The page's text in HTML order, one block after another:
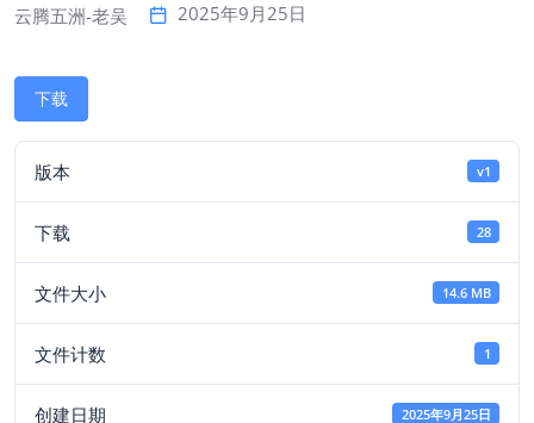
云腾五洲-老吴 2025年9月25日
下载
版本 v1
下载 28
文件大小 14.6 MB
文件计数 1
创建日期 2025年9月25日